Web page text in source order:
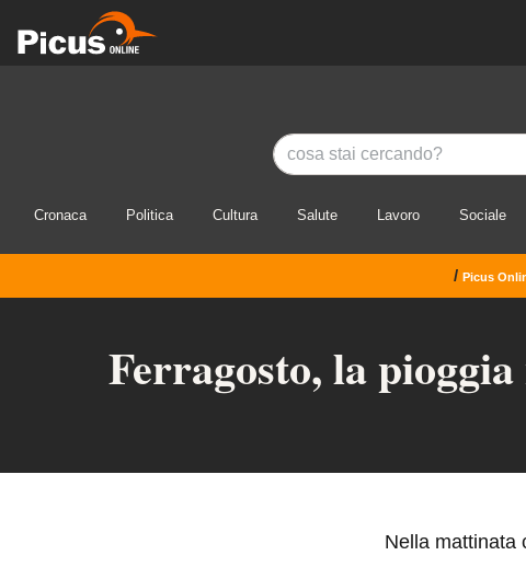
Cronaca Politica Cultura Salute Lavoro Sociale
/ Picus
Ferragosto, la
Nella mattinata